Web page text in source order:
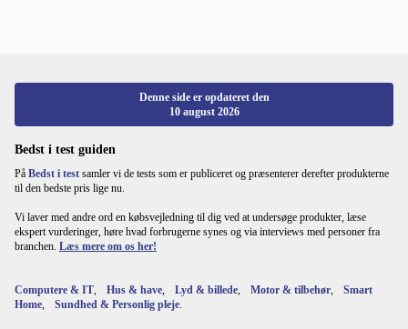
Bedst i test guiden
På Bedst i test samler vi de tests som er publiceret og præsenterer derefter produkterne
til den bedste pris lige nu.
Vi laver med andre ord en købsvejledning til dig ved at undersøge produkter, læse
ekspert vurderinger, høre hvad forbrugerne synes og via interviews med personer fra
branchen. Læs mere om os her!
Computere & IT, Hus & have, Lyd & billede, Motor & tilbehør,
Smart
Home, Sundhed & Personlig pleje.
Denne side er opdateret den
10 august 2026